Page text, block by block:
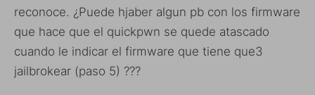
reconoce. ¿Puede hjaber algun pb con los firmware
que hace que el quickpwn se quede atascado
cuando le indicar el firmware que tiene que3
jailbrokear (paso 5) ???